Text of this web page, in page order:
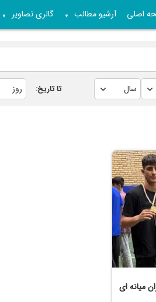
اصلی آرشیو مطالب ▼ گالری تصاویر ▼
تا تاریخ:
میانه ای